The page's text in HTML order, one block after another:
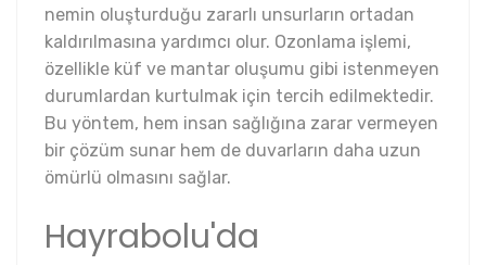
nemin oluşturduğu zararlı unsurların ortadan
kaldırılmasına yardımcı olur. Ozonlama işlemi,
özellikle küf ve mantar oluşumu gibi istenmeyen
durumlardan kurtulmak için tercih edilmektedir.
Bu yöntem, hem insan sağlığına zarar vermeyen
bir çözüm sunar hem de duvarların daha uzun
ömürlü olmasını sağlar.
Hayrabolu'da